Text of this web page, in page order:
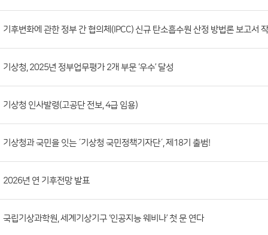
보
도
자
료
게
시
판
목
록
번
기후변화에 관한 정부 간 협의체(IPCC) 신규 탄소흡수원 산정 방법론 보고서
기상청, 2025년 정부업무평가 2개 부문 ‘우수’ 달성
기상청 인사발령(고공단 전보, 4급 임용)
기상청과 국민을 잇는 ´기상청 국민정책기자단´, 제18기 출범!
2026년 연 기후전망 발표
국립기상과학원, 세계기상기구 ‘인공지능 웨비나’ 첫 문 연다